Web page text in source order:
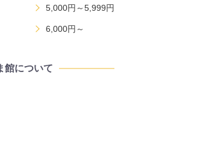
5,000円～5,999円
6,000円～
館について